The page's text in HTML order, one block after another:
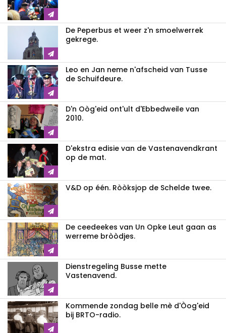
De Peperbus et weer z'n smoelwerrek
gekrege.
Leo en Jan neme n'afscheid van Tusse
de Schuifdeure.
D'n Oòg'eid ont'ult d'Ebbedweile van
2010.
D'ekstra edisie van de Vastenavendkrant
op de mat.
V&D op één. Ròòksjop de Schelde twee.
De ceedeekes van Un Opke Leut gaan as
werreme bròòdjes.
Dienstregeling Busse mette
Vastenavend.
Kommende zondag belle mè d'Òog'eid
bij BRTO-radio.